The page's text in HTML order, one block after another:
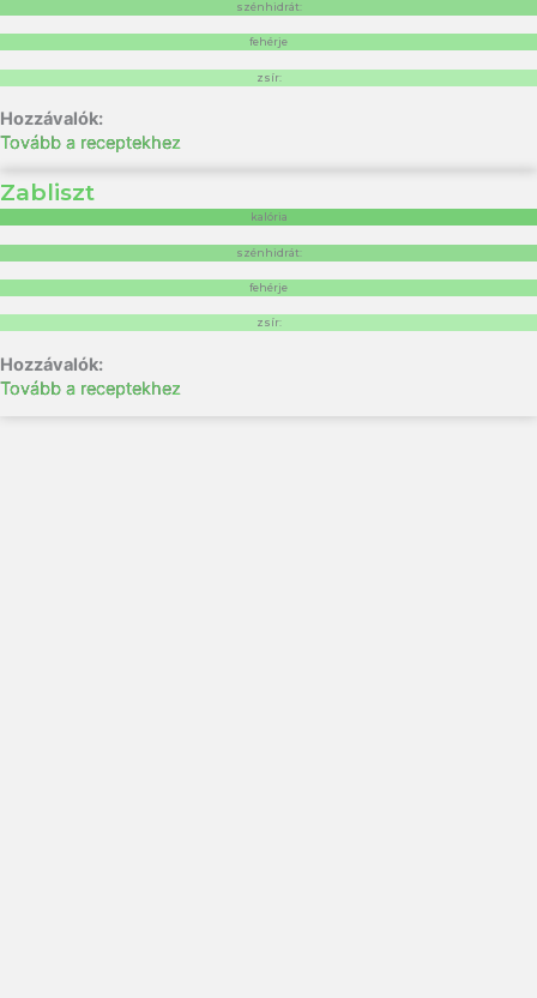
szénhidrát:
fehérje
zsír:
Tovább a receptekhez
Zabliszt
kalória
szénhidrát:
fehérje
zsír:
Tovább a receptekhez